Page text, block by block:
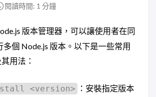
閱讀時間: 1 分鐘
版本管理器，可以讓使用者在同
個 Node.js 版本。以下是一些常用
用法：
<version> ：安裝指定版本